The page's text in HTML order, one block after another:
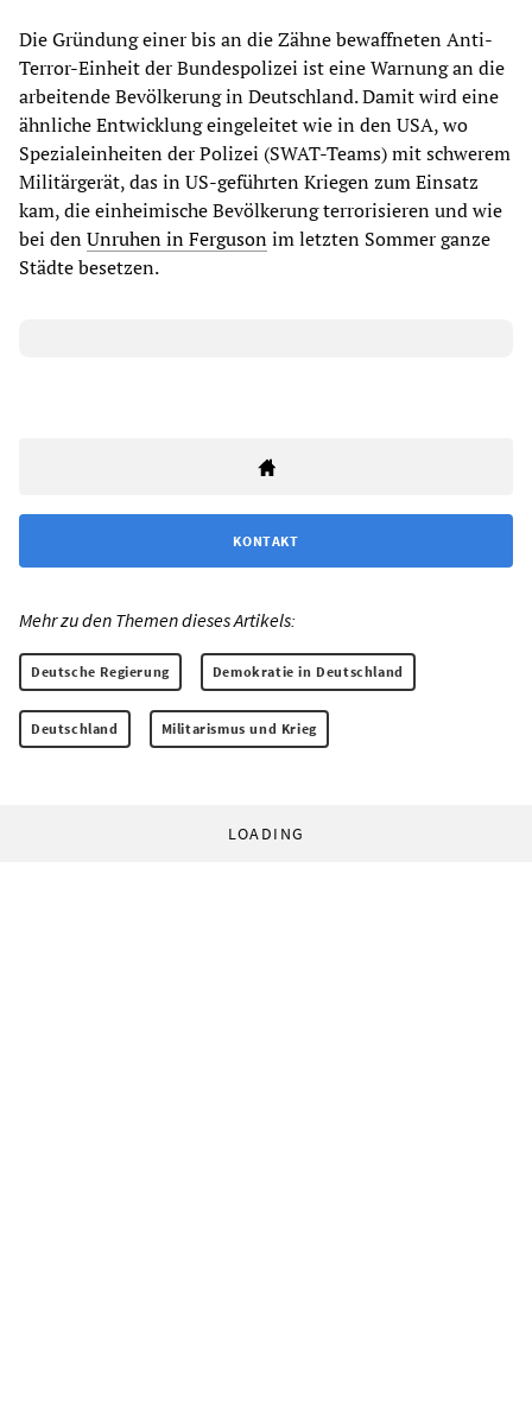
Die Gründung einer bis an die Zähne bewaffneten Anti-
Terror-Einheit der Bundespolizei ist eine Warnung an die
arbeitende Bevölkerung in Deutschland. Damit wird eine
ähnliche Entwicklung eingeleitet wie in den USA, wo
Spezialeinheiten der Polizei (SWAT-Teams) mit schwerem
Militärgerät, das in US-geführten Kriegen zum Einsatz
kam, die einheimische Bevölkerung terrorisieren und wie
bei denUnruhen in Fergusonim letzten Sommer ganze
Städte besetzen.
KONTAKT
Mehr zu den Themen dieses Artikels:
Deutsche Regierung Demokratie in Deutschland
Deutschland Militarismus und Krieg
LOADING